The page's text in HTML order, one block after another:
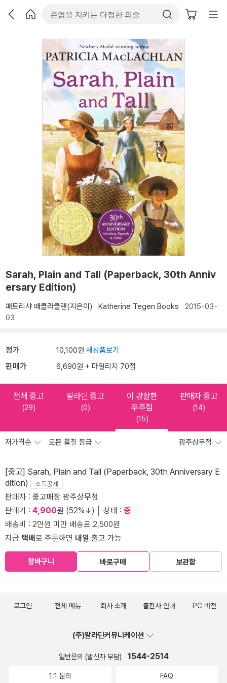
Sarah, Plain and Tall (Paperback, 30th Anniv
ersary Edition)
패트리샤 매클라클랜(지은이) Katherine Tegen Books 2015-03-
03
정가 10,100원 새상품보기
판매가 6,690원 + 마일리지 70점
전체 중고
(29)
알라딘 중고
(0)
이 광활한
우주점
(15)
판매자 중고
(14)
저가격순 모든 품질 등급 광주상무점
[중고] Sarah, Plain and Tall (Paperback, 30th Anniversary E
dition)
소득공제
판매자 : 중고매장 광주상무점
판매가 : 4,900원 (52%↓) │ 상태 : 중
배송비 : 2만원 미만 배송료 2,500원
지금 택배로 주문하면 내일 출고 가능
장바구니 바로구매 보관함
로그인 전체 메뉴 회사 소개 출판사 안내 PC 버전
(주)알라딘커뮤니케이션
일반문의 (발신자 부담) 1544-2514
1:1 문의 FAQ